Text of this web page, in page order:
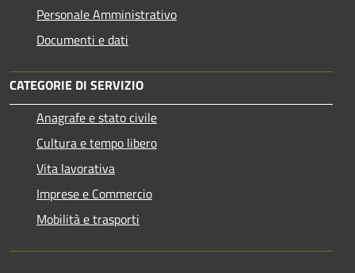
Personale Amministrativo
Documenti e dati
CATEGORIE DI SERVIZIO
Anagrafe e stato civile
Cultura e tempo libero
Vita lavorativa
Imprese e Commercio
Mobilità e trasporti